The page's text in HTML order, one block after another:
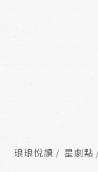
琅琅悅讀 星劇點